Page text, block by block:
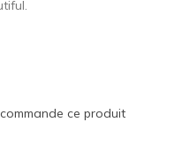
ce produit